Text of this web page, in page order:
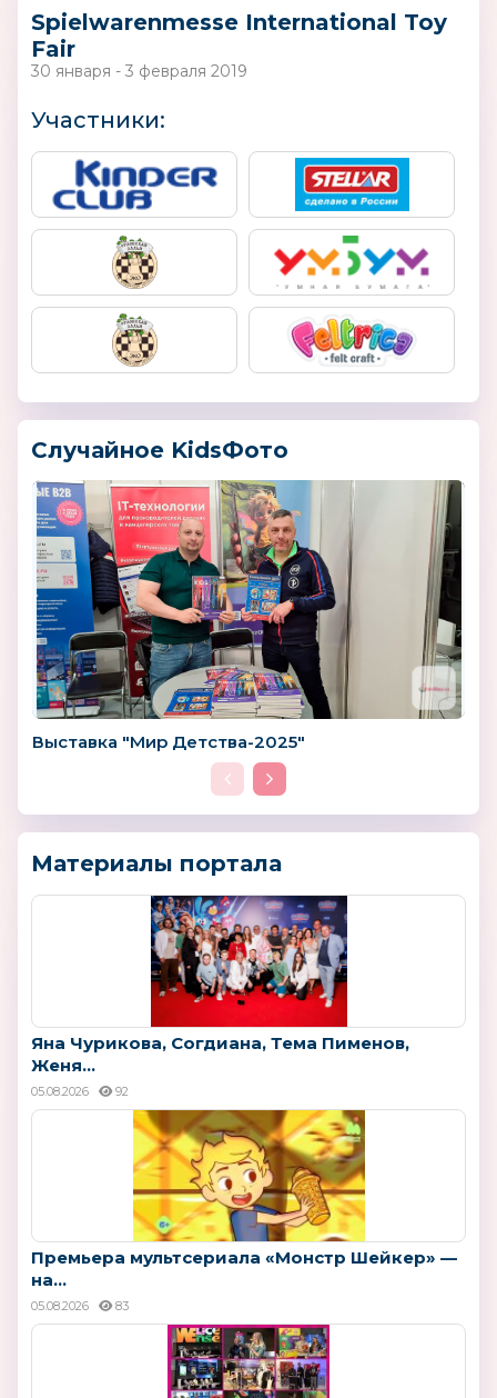
Spielwarenmesse International Toy
Fair
30 января - 3 февраля 2019
Участники:
Случайное KidsФото
Выставка "Мир Детства-2025"
Материалы портала
Яна Чурикова, Согдиана, Тема Пименов,
Женя...
05.08.2026 92
Премьера мультсериала «Монстр Шейкер» —
на...
05.08.2026 83